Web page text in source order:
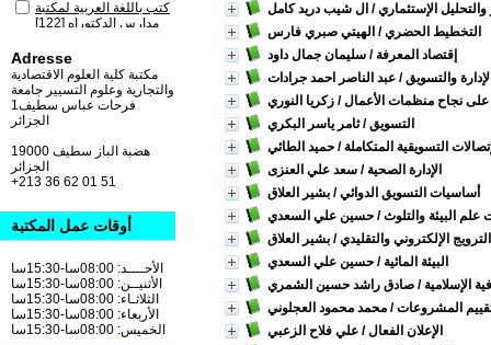
والتحليل الإستثماري/ ال شيب دريد كامل
التخطيط الحضري/ الهيتي صبري فارس
إقتصاد المعرفة / سليمان جمال داود
والتسويق/ عبد الناصر احمد جرادات
على نجاح منظمات الأعمال/ زكريا النوري
التسويق/ ثامر ياسر البكري
التسويقية المتكاملة / حميد الطائي
الإدارة الصحية / سعد علي العنزى
أساسيات التسويق الدوائي/ بشير العلاق
علم البيئة والتلوث/ حسين علي السعدي
الإلكتروني والتقليدي/ بشير العلاق
البيئة المائية / حسين علي السعدي
الإسلامية / صادق راشد حسين الشمري
المشروعات/ محمد محمود العجلوني
الإعلان الفعال/ علي فلاح الزعبي
كتب باللغة العربية لمكتبة
مدارس الدكتوراه [122]
Adresse
مكتبة كلية العلوم الاقتصادية
والتجارية وعلوم التسيير جامعة
فرحات عباس سطيف1
الجزائر
19000 هضبة الباز سطيف
+213 36 62 01 51
أوقات عمل المكتبة
الأحــــد: 08:00سا-15:30سا
الأثنيــن: 08:00سا-15:30سا
الثلاثـاء: 08:00سا-15:30سا
الأربعاء: 08:00سا-15:30سا
الخميس: 08:00سا-15:30سا